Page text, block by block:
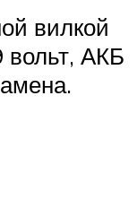
вилкой
вольт, АКБ